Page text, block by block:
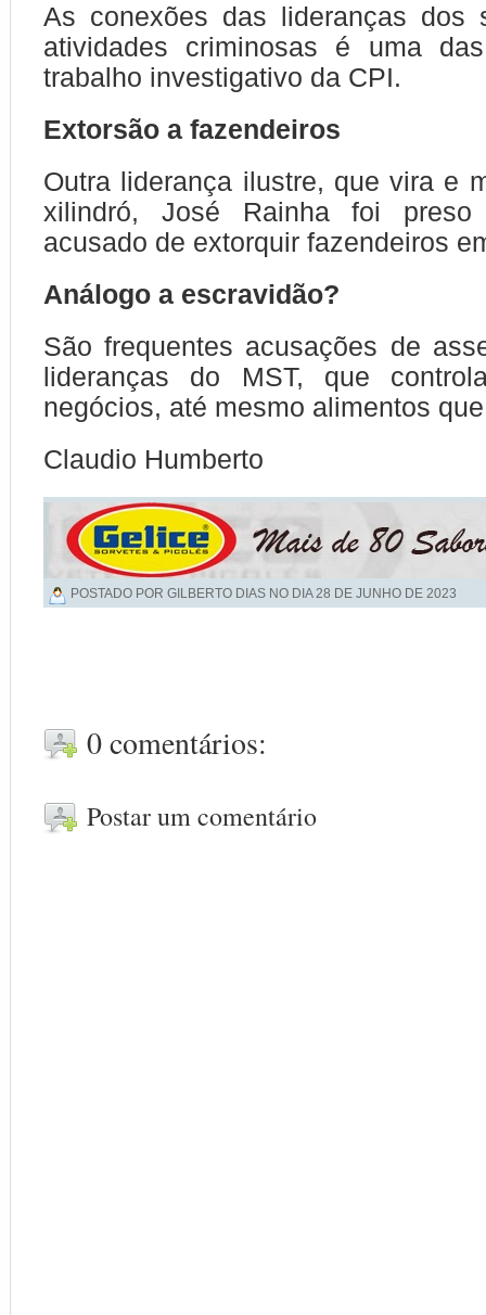
As conexões das lideranças dos
atividades criminosas é uma
trabalho investigativo da CPI.
Extorsão a fazendeiros
Outra liderança ilustre, que vira e
xilindró, José Rainha foi preso
acusado de extorquir fazendeiros
Análogo a escravidão?
São frequentes acusações de
lideranças do MST, que
negócios, até mesmo alimentos
Claudio Humberto
POSTADO POR GILBERTO DIAS NO DIA28 DE JUNHO DE 2023
0 comentários:
Postar um comentário